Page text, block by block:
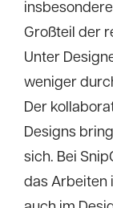
Großteil der
Unter
weniger
Der
Designs
sich. Bei
das Arbeiten